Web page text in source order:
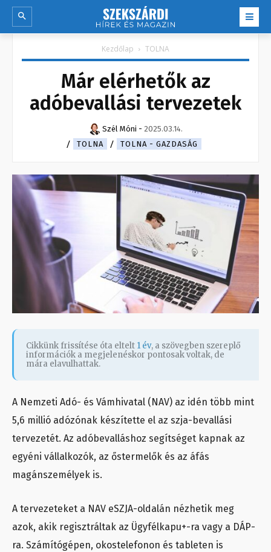
Kezdőlap TOLNA
Már elérhetők az
adóbevallási tervezetek
Szél Móni - 2025.03.14.
TOLNA
TOLNA - GAZDASÁG
Cikkünk frissítése óta eltelt 1 év, a szövegben szereplő
információk a megjelenéskor pontosak voltak, de
mára elavulhattak.
A Nemzeti Adó- és Vámhivatal (NAV) az idén több mint
5,6 millió adózónak készítette el az szja-bevallási
tervezetét. Az adóbevalláshoz segítséget kapnak az
egyéni vállalkozók, az őstermelők és az áfás
magánszemélyek is.
A tervezeteket a NAV eSZJA-oldalán nézhetik meg
azok, akik regisztráltak az Ügyfélkapu+-ra vagy a DÁP-
ra. Számítógépen, okostelefonon és tableten is